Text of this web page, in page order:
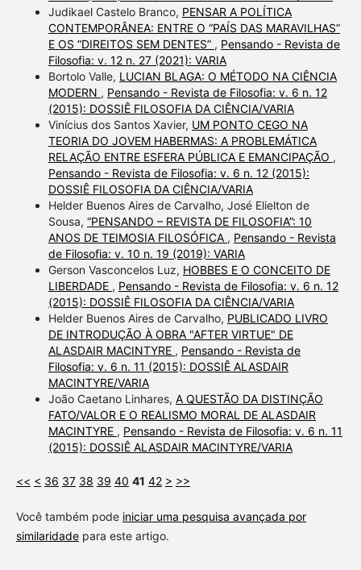
Judikael Castelo Branco, PENSAR A POLÍTICA
CONTEMPORÂNEA: ENTRE O “PAÍS DAS MARAVILHAS”
E OS “DIREITOS SEM DENTES” , Pensando - Revista de
Filosofia: v. 12 n. 27 (2021): VARIA
Bortolo Valle, LUCIAN BLAGA: O MÉTODO NA CIÊNCIA
MODERN , Pensando - Revista de Filosofia: v. 6 n. 12
(2015): DOSSIÊ FILOSOFIA DA CIÊNCIA/VARIA
Vinícius dos Santos Xavier, UM PONTO CEGO NA
TEORIA DO JOVEM HABERMAS: A PROBLEMÁTICA
RELAÇÃO ENTRE ESFERA PÚBLICA E EMANCIPAÇÃO ,
Pensando - Revista de Filosofia: v. 6 n. 12 (2015):
DOSSIÊ FILOSOFIA DA CIÊNCIA/VARIA
Helder Buenos Aires de Carvalho, José Elielton de
Sousa, “PENSANDO – REVISTA DE FILOSOFIA”: 10
ANOS DE TEIMOSIA FILOSÓFICA , Pensando - Revista
de Filosofia: v. 10 n. 19 (2019): VARIA
Gerson Vasconcelos Luz, HOBBES E O CONCEITO DE
LIBERDADE , Pensando - Revista de Filosofia: v. 6 n. 12
(2015): DOSSIÊ FILOSOFIA DA CIÊNCIA/VARIA
Helder Buenos Aires de Carvalho, PUBLICADO LIVRO
DE INTRODUÇÃO À OBRA "AFTER VIRTUE" DE
ALASDAIR MACINTYRE , Pensando - Revista de
Filosofia: v. 6 n. 11 (2015): DOSSIÊ ALASDAIR
MACINTYRE/VARIA
João Caetano Linhares, A QUESTÃO DA DISTINÇÃO
FATO/VALOR E O REALISMO MORAL DE ALASDAIR
MACINTYRE , Pensando - Revista de Filosofia: v. 6 n. 11
(2015): DOSSIÊ ALASDAIR MACINTYRE/VARIA
<< < 36 37 38 39 40 41 42 > >>
Você também pode iniciar uma pesquisa avançada por
similaridadepara este artigo.